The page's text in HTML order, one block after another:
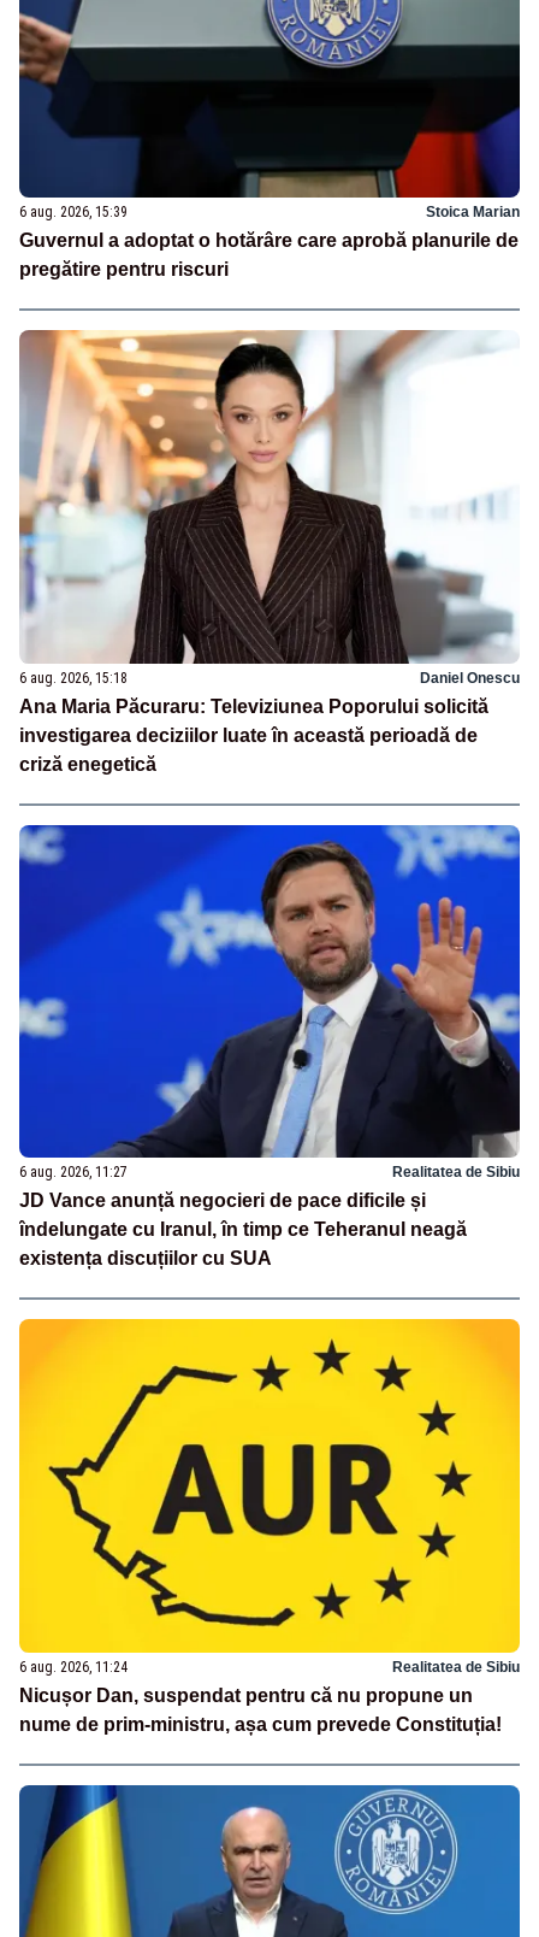
6 aug. 2026, 15:39 Stoica Marian
Guvernul a adoptat o hotărâre care aprobă planurile de
pregătire pentru riscuri
6 aug. 2026, 15:18 Daniel Onescu
Ana Maria Păcuraru: Televiziunea Poporului solicită
investigarea deciziilor luate în această perioadă de
criză enegetică
6 aug. 2026, 11:27 Realitatea de Sibiu
JD Vance anunță negocieri de pace dificile și
îndelungate cu Iranul, în timp ce Teheranul neagă
existența discuțiilor cu SUA
6 aug. 2026, 11:24 Realitatea de Sibiu
Nicușor Dan, suspendat pentru că nu propune un
nume de prim-ministru, așa cum prevede Constituția!